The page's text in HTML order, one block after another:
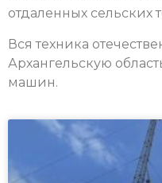
отдаленных сельских
Вся техника
Архангельскую
машин.